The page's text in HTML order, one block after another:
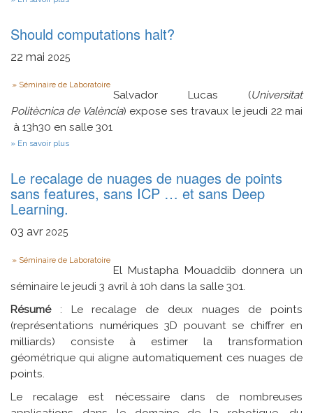
free
software,
are
we
yet?
Should computations halt?
22 mai 2025
Type
Séminaire de Laboratoire
Salvador Lucas (Universitat
Politècnica de València) expose ses travaux le jeudi 22 mai
à 13h30 en salle 301
En savoir plus
halt?
Le recalage de nuages de nuages de points
sans features, sans ICP … et sans Deep
Learning.
03 avr2025
Type
Séminaire de Laboratoire
El Mustapha Mouaddib donnera un
séminaire le jeudi 3 avril à 10h dans la salle 301.
Résumé: Le recalage de deux nuages de points
(représentations numériques 3D pouvant se chiffrer en
milliards) consiste à estimer la transformation
géométrique qui aligne automatiquement ces nuages de
points.
Le recalage est nécessaire dans de nombreuses